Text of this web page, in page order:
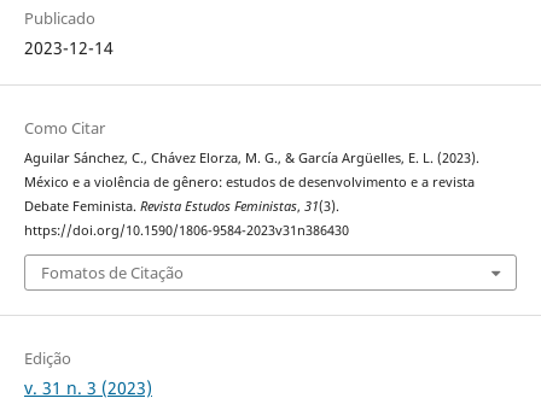
Publicado
2023-12-14
Como Citar
Aguilar Sánchez, C., Chávez Elorza, M. G., & García Argüelles, E. L. (2023).
México e a violência de gênero: estudos de desenvolvimento e a revista
Debate Feminista. Revista Estudos Feministas, 31(3).
https://doi.org/10.1590/1806-9584-2023v31n386430
Fomatos de Citação
Edição
v. 31 n. 3 (2023)